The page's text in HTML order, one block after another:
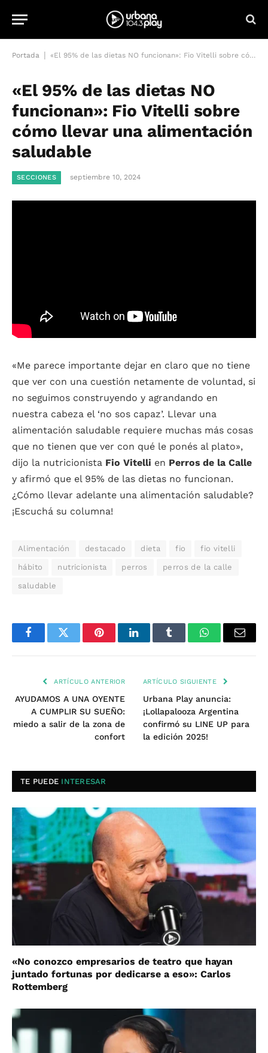
Portada «El 95% de las dietas NO funcionan»: Fio Vitelli sobre cómo llevar una alimentación saludable
«El 95% de las dietas NO
funcionan»: Fio Vitelli sobre
cómo llevar una alimentación
saludable
SECCIONES septiembre 10, 2024
«Me parece importante dejar en claro que no tiene
que ver con una cuestión netamente de voluntad, si
no seguimos construyendo y agrandando en
nuestra cabeza el ‘no sos capaz’. Llevar una
alimentación saludable requiere muchas más cosas
que no tienen que ver con qué le ponés al plato»,
dijo la nutricionista Fio Vitelli en Perros de la Calle
y afirmó que el 95% de las dietas no funcionan.
¿Cómo llevar adelante una alimentación saludable?
¡Escuchá su columna!
Alimentación destacado dieta fio fio vitelli
hábito nutricionista perros perros de la calle
saludable
FacebookTwitter PinterestLinkedInTumblr WhatsAppEmail
ARTÍCULO ANTERIOR
AYUDAMOS A UNA OYENTE
A CUMPLIR SU SUEÑO:
miedo a salir de la zona de
confort
ARTÍCULO SIGUIENTE
Urbana Play anuncia:
¡Lollapalooza Argentina
confirmó su LINE UP para
la edición 2025!
TE PUEDE INTERESAR
«No conozco empresarios de teatro que hayan
juntado fortunas por dedicarse a eso»: Carlos
Rottemberg